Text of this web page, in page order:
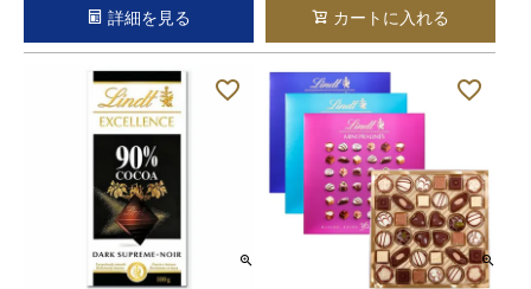
詳細を見る カートに入れる